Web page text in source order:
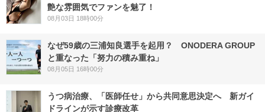
艶な雰囲気でファンを魅了！
08月03日 18時00分
なぜ59歳の三浦知良選手を起用？ ONODERA GROUP
と重なった「努力の積み重ね」
08月05日 16時00分
うつ病治療、「医師任せ」から共同意思決定へ 新ガイ
ドラインが示す診療改革